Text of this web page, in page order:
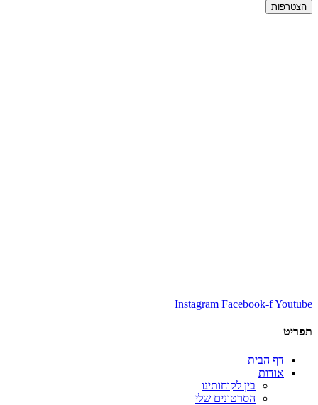
הצטרפות
Instagram Facebook-fYoutube
תפריט
דף הבית
אודות
בין לקוחותינו
הסרטונים שלי